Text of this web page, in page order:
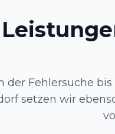
der Fehlersuche
setzen wir